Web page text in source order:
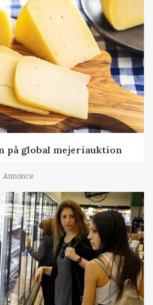
på global mejeriauktion
Annonce